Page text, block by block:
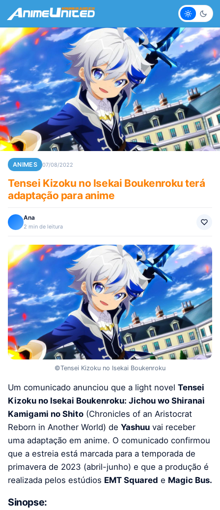
Claro
ANIMES 07/08/2022
Tensei Kizoku no Isekai Boukenroku terá
adaptação para anime
Ana
2 min de leitura
©Tensei Kizoku no Isekai Boukenroku
Um comunicado anunciou que a light novel Tensei
Kizoku no Isekai Boukenroku: Jichou wo Shiranai
Kamigami no Shito (Chronicles of an Aristocrat
Reborn in Another World) de Yashuu vai receber
uma adaptação em anime. O comunicado confirmou
que a estreia está marcada para a temporada de
primavera de 2023 (abril-junho) e que a produção é
realizada pelos estúdios EMT Squared e Magic Bus.
Sinopse: